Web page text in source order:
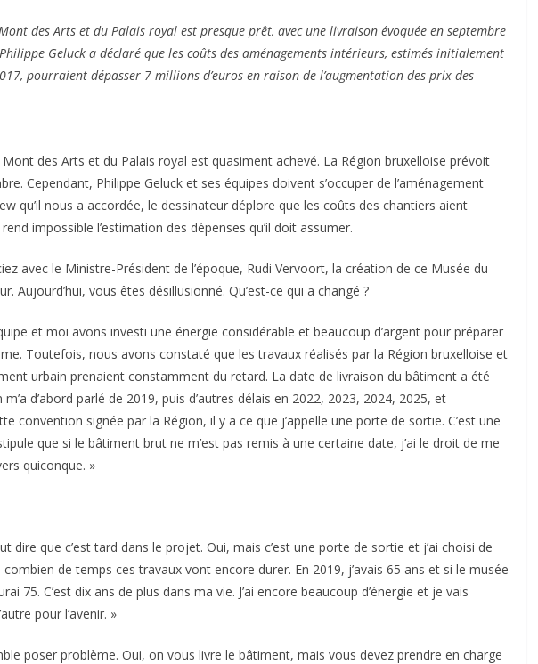
des Arts et du Palais royal est presque prêt, avec une livraison évoquée en septembre
Geluck a déclaré que les coûts des aménagements intérieurs, estimés initialement
pourraient dépasser 7 millions d’euros en raison de l’augmentation des prix des
des Arts et du Palais royal est quasiment achevé. La Région bruxelloise prévoit
Cependant, Philippe Geluck et ses équipes doivent s’occuper de l’aménagement
qu’il nous a accordée, le dessinateur déplore que les coûts des chantiers aient
impossible l’estimation des dépenses qu’il doit assumer.
avec le Ministre-Président de l’époque, Rudi Vervoort, la création de ce Musée du
Aujourd’hui, vous êtes désillusionné. Qu’est-ce qui a changé ?
et moi avons investi une énergie considérable et beaucoup d’argent pour préparer
Toutefois, nous avons constaté que les travaux réalisés par la Région bruxelloise et
urbain prenaient constamment du retard. La date de livraison du bâtiment a été
d’abord parlé de 2019, puis d’autres délais en 2022, 2023, 2024, 2025, et
convention signée par la Région, il y a ce que j’appelle une porte de sortie. C’est une
que si le bâtiment brut ne m’est pas remis à une certaine date, j’ai le droit de me
quiconque. »
dire que c’est tard dans le projet. Oui, mais c’est une porte de sortie et j’ai choisi de
combien de temps ces travaux vont encore durer. En 2019, j’avais 65 ans et si le musée
75. C’est dix ans de plus dans ma vie. J’ai encore beaucoup d’énergie et je vais
pour l’avenir. »
poser problème. Oui, on vous livre le bâtiment, mais vous devez prendre en charge